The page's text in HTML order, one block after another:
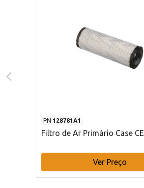
PN 128781A1
Filtro de Ar Primário Case CE
Ver Preço